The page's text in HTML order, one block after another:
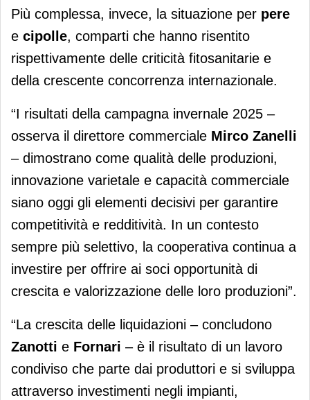
Più complessa, invece, la situazione per pere
e cipolle, comparti che hanno risentito
rispettivamente delle criticità fitosanitarie e
della crescente concorrenza internazionale.
“I risultati della campagna invernale 2025 –
osserva il direttore commerciale Mirco Zanelli
– dimostrano come qualità delle produzioni,
innovazione varietale e capacità commerciale
siano oggi gli elementi decisivi per garantire
competitività e redditività. In un contesto
sempre più selettivo, la cooperativa continua a
investire per offrire ai soci opportunità di
crescita e valorizzazione delle loro produzioni”.
“La crescita delle liquidazioni – concludono
Zanotti e Fornari – è il risultato di un lavoro
condiviso che parte dai produttori e si sviluppa
attraverso investimenti negli impianti,